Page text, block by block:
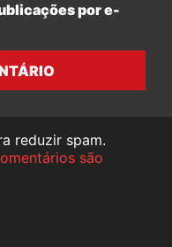
por e-
reduzir spam.
são